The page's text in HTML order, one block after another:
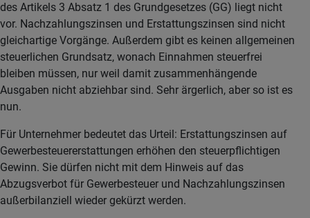
des Artikels 3 Absatz 1 des Grundgesetzes (GG) liegt nicht
vor. Nachzahlungszinsen und Erstattungszinsen sind nicht
gleichartige Vorgänge. Außerdem gibt es keinen allgemeinen
steuerlichen Grundsatz, wonach Einnahmen steuerfrei
bleiben müssen, nur weil damit zusammenhängende
Ausgaben nicht abziehbar sind. Sehr ärgerlich, aber so ist es
nun.
Für Unternehmer bedeutet das Urteil: Erstattungszinsen auf
Gewerbesteuererstattungen erhöhen den steuerpflichtigen
Gewinn. Sie dürfen nicht mit dem Hinweis auf das
Abzugsverbot für Gewerbesteuer und Nachzahlungszinsen
außerbilanziell wieder gekürzt werden.